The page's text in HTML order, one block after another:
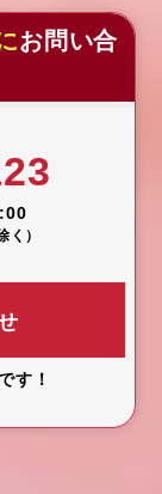
お問い合
く）
す！